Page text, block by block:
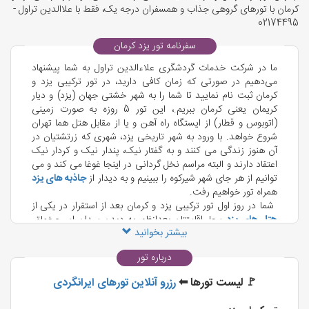
کرمان با تورهای گروهی جذاب و همسفران درجه یک، فقط با علاالدین تراول -
02174495
سفرنامه تور یزد کرمان
ما در شرکت خدمات گردشگری علاءالدین تراول به شما پیشنهاد
می‌دهیم در صورتی که زمان کافی دارید، در تور ترکیبی یزد و
کرمان ثبت نام نمایید تا شما را به شهر خشتی جهان (یزد) و دیار
کریمان یعنی کرمان ببریم.، این تور 5 روزه به صورت زمینی
(اتوبوس و قطار) از ایستگاه راه آهن و یا از مقابل هتل هما تهران
شروع خواهد. با ورود به شهر تاریخی یزد، شهری که زرتشتیان در
آن هنوز زندگی می کنند و به گفتار نیک، پندار نیک و کردار نیک
اعتقاد دارند و البته مراسم نخل گردانی در اینجا غوغا می کند و می
توانیم از هر جای شهر شیرکوه را ببینیم و به دیدار ازجاذبه های یزد
همراه تور خواهیم رفت.
شما در روز اول تور ترکیبی یزد و کرمان بعد از استقرار در یکی از
هتل های یزدمحل اقامتتان بعدازظهر به دیدن میدان امیرچخماق،
بازار خان و موزه آب خواهید رفت و در نهایت برای صرف شام و
استراحت به هتل محل اقامت خود بر می‌گردید تا خود را برای روز
روز دوم سفرتان با بازدید از آتشکده زرتشتیان یزد که تنها آتشکده
پا برجا در ایران است، دیدن خواهید کرد، جایی که با دیدنش به
راستی یزدان را سپاس می‌گویید. در این میان شما را به دیدن
بیشتر بخوانید
درباره تور
‌🚩 لیست تورها ⬅رزرو آنلاین تورهای ایرانگردی